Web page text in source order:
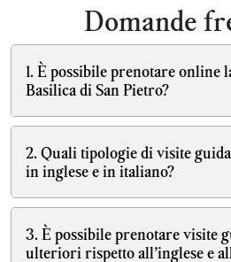
Domande
1. È possibile prenotare online
Basilica di San Pietro?
2. Quali tipologie di visite
in inglese e in italiano?
3. È possibile prenotare visite
ulteriori rispetto all’inglese e